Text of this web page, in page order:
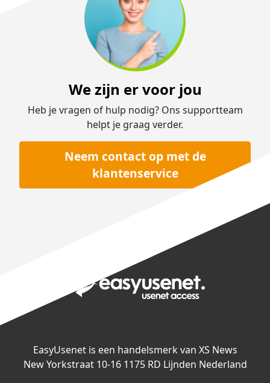
We zijn er voor jou
Heb je vragen of hulp nodig? Ons supportteam
helpt je graag verder.
Neem contact op met de
klantenservice
EasyUsenet is een handelsmerk van XS News
New Yorkstraat 10-16 1175 RD Lijnden Nederland